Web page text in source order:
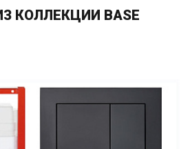
КОЛЛЕКЦИИ BASE